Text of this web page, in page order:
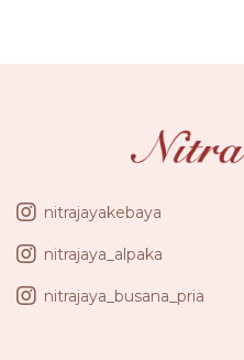
nitrajayakebaya
nitrajaya_alpaka
nitrajaya_busana_pria